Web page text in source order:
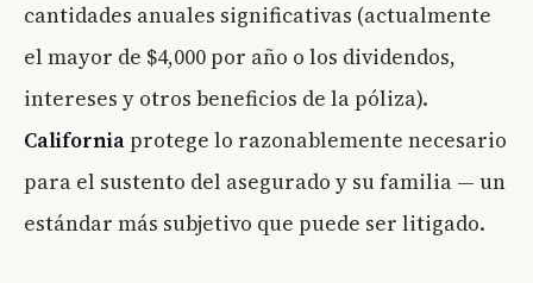
cantidades anuales significativas (actualmente
el mayor de $4,000 por año o los dividendos,
intereses y otros beneficios de la póliza).
Californiaprotege lo razonablemente necesario
para el sustento del asegurado y su familia — un
estándar más subjetivo que puede ser litigado.